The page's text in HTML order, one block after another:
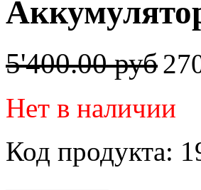
5'400.00 руб
Нет в наличии
Код продукта: